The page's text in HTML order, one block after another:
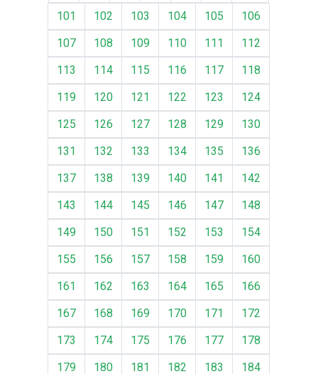
101
102 103 104 105
106
107
108 109 110 111
112
113
114 115 116 117
118
119
120 121 122 123
124
125
126 127 128 129
130
131
132 133 134 135
136
137
138 139 140 141
142
143
144 145 146 147
148
149
150 151 152 153
154
155
156 157 158 159
160
161
162 163 164 165
166
167
168 169 170 171
172
173
174 175 176 177
178
179
180 181 182 183
184